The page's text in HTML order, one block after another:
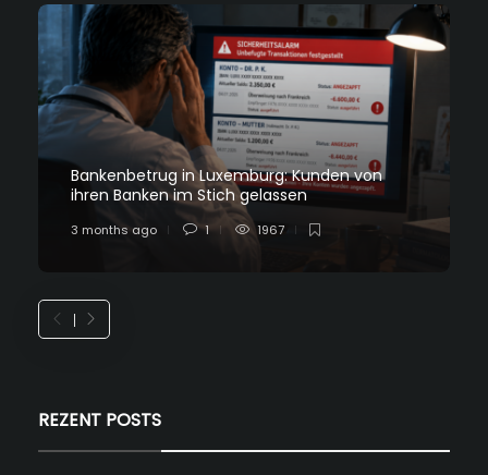
Bankenbetrug in Luxemburg: Kunden von
ihren Banken im Stich gelassen
3 months ago 1 1967
REZENT POSTS